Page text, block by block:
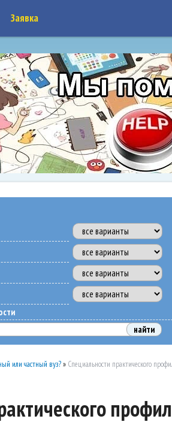
Заявка
или частный вуз?» Специальности практического